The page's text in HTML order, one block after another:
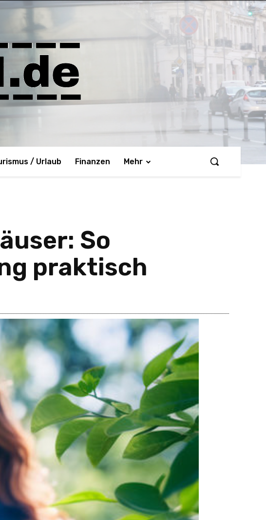
/ Urlaub Finanzen Mehr
So
praktisch